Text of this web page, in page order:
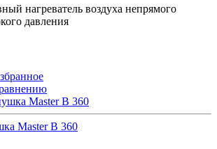
нагреватель воздуха непрямого
давления
Master B 360